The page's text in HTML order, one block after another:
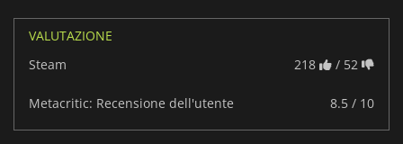
VALUTAZIONE
Steam
218 / 52
Metacritic: Recensione dell'utente 8.5 / 10